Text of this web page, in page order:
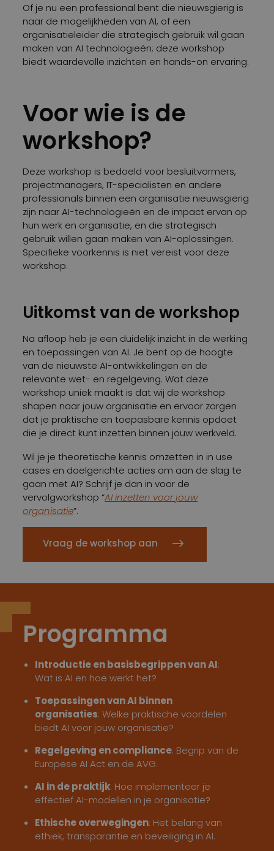
Of je nu een professional bent die nieuwsgierig is
naar de mogelijkheden van AI, of een
organisatieleider die strategisch gebruik wil gaan
maken van AI technologieën; deze workshop
biedt waardevolle inzichten en hands-on ervaring.
Voor wie is de
workshop?
Deze workshop is bedoeld voor besluitvormers,
projectmanagers, IT-specialisten en andere
professionals binnen een organisatie nieuwsgierig
zijn naar AI-technologieën en de impact ervan op
hun werk en organisatie, en die strategisch
gebruik willen gaan maken van AI-oplossingen.
Specifieke voorkennis is niet vereist voor deze
workshop.
Uitkomst van de workshop
Na afloop heb je een duidelijk inzicht in de werking
en toepassingen van AI. Je bent op de hoogte
van de nieuwste AI-ontwikkelingen en de
relevante wet- en regelgeving. Wat deze
workshop uniek maakt is dat wij de workshop
shapen naar jouw organisatie en ervoor zorgen
dat je praktische en toepasbare kennis opdoet
die je direct kunt inzetten binnen jouw werkveld.
Wil je je theoretische kennis omzetten in in use
cases en doelgerichte acties om aan de slag te
gaan met AI? Schrijf je dan in voor de
vervolgworkshop “AI inzetten voor jouw
organisatie”.
Vraag de workshop aan
Programma
Introductie en basisbegrippen van AI:
Wat is AI en hoe werkt het?
Toepassingen van AI binnen
organisaties: Welke praktische voordelen
biedt AI voor jouw organisatie?
Regelgeving en compliance: Begrip van de
Europese AI Act en de AVG.
AI in de praktijk: Hoe implementeer je
effectief AI-modellen in je organisatie?
Ethische overwegingen: Het belang van
ethiek, transparantie en beveiliging in AI.